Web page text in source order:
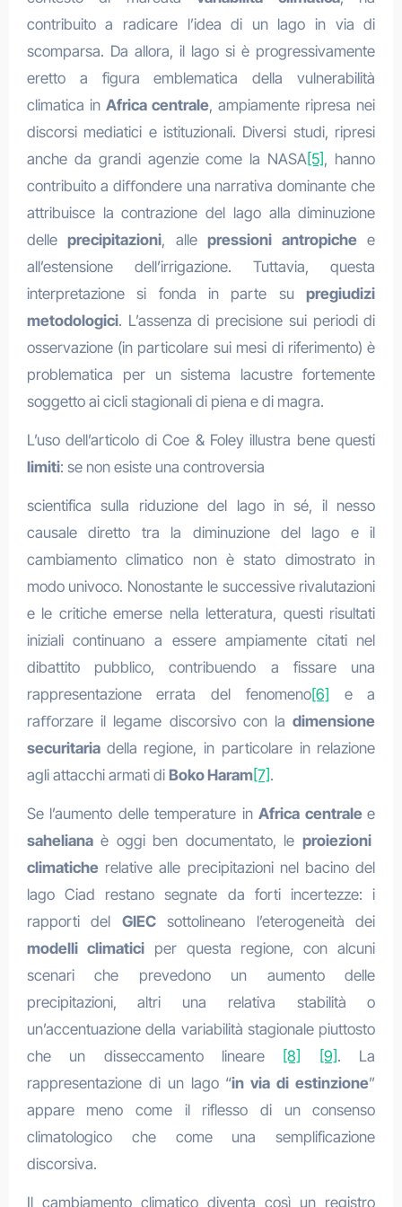
contribuito a radicare l’idea di un lago in via di
scomparsa. Da allora, il lago si è progressivamente
eretto a figura emblematica della vulnerabilità
climatica in Africa centrale, ampiamente ripresa nei
discorsi mediatici e istituzionali. Diversi studi, ripresi
anche da grandi agenzie come la NASA[5] , hanno
contribuito a diﬀondere una narrativa dominante che
attribuisce la contrazione del lago alla diminuzione
delleprecipitazioni, allepressioni antropichee
all’estensione dell’irrigazione. Tuttavia, questa
interpretazione si fonda in parte supregiudizi
metodologici. L’assenza di precisione sui periodi di
osservazione (in particolare sui mesi di riferimento) è
problematica per un sistema lacustre fortemente
soggetto ai cicli stagionali di piena e di magra.
L’uso dell’articolo di Coe & Foley illustra bene questi
limiti: se non esiste una controversia
scientifica sulla riduzione del lago in sé, il nesso
causale diretto tra la diminuzione del lago e il
cambiamento climatico non è stato dimostrato in
modo univoco. Nonostante le successive rivalutazioni
e le critiche emerse nella letteratura, questi risultati
iniziali continuano a essere ampiamente citati nel
dibattito pubblico, contribuendo a fissare una
rappresentazione errata del fenomeno[6] e a
raﬀorzare il legame discorsivo con ladimensione
securitaria della regione, in particolare in relazione
agli attacchi armati di Boko Haram[7] .
Se l’aumento delle temperature inAfrica centralee
sahelianaè oggi ben documentato, le proiezioni
climaticherelative alle precipitazioni nel bacino del
lago Ciad restano segnate da forti incertezze: i
rapporti del GIECsottolineano l’eterogeneità dei
modelli climaticiper questa regione, con alcuni
scenari che prevedono un aumento delle
precipitazioni, altri una relativa stabilità o
un’accentuazione della variabilità stagionale piuttosto
che un disseccamento lineare
[8] [9] . La
rappresentazione di un lago “in via di estinzione”
appare meno come il riflesso di un consenso
climatologico che come una semplificazione
discorsiva.
Il cambiamento climatico diventa così un registro